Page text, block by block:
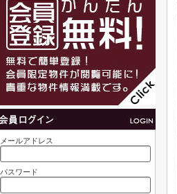
メールアドレス
パスワード